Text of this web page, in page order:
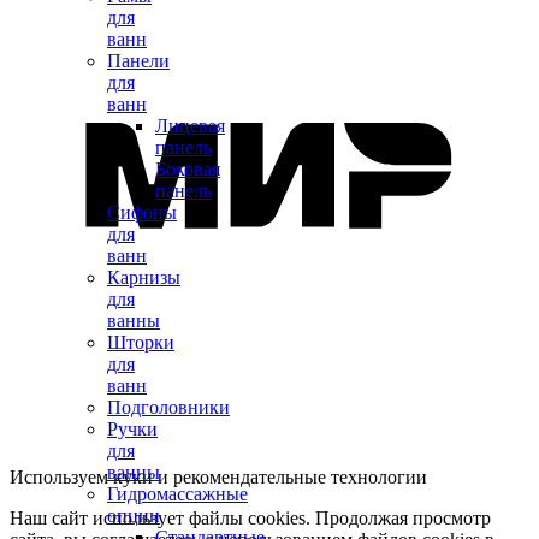
для
ванн
Панели
для
ванн
Лицевая
панель
Боковая
панель
Сифоны
для
ванн
Карнизы
для
ванны
Шторки
для
ванн
Подголовники
Ручки
для
ванны
Гидромассажные
опции
Используем куки и рекомендательные технологии
Наш сайт использует файлы cookies. Продолжая просмотр